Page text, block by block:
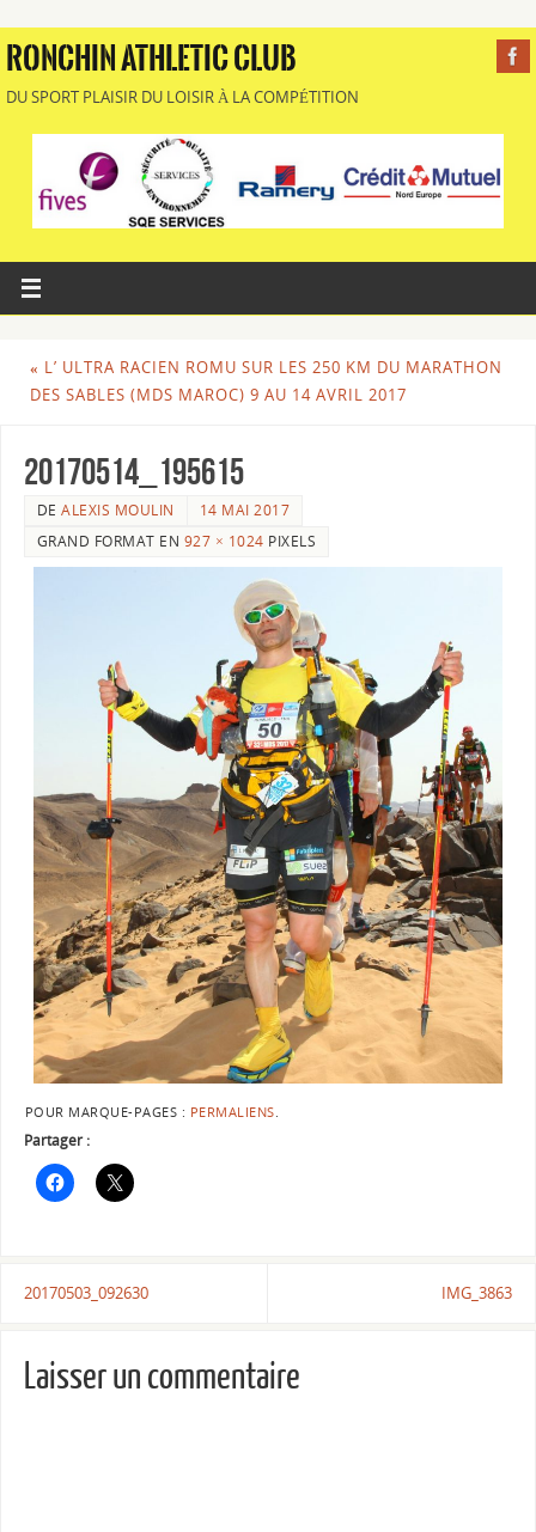
RONCHIN ATHLETIC CLUB
DU SPORT PLAISIR DU LOISIR À LA COMPÉTITION
« L’ ULTRA RACIEN ROMU SUR LES 250 KM DU MARATHON
DES SABLES (MDS MAROC) 9 AU 14 AVRIL 2017
20170514_195615
DEALEXIS MOULIN
14 MAI 2017
GRAND FORMAT EN 927 × 1024 PIXELS
POUR MARQUE-PAGES : PERMALIENS.
Partager :
20170503_092630 IMG_3863
Laisser un commentaire